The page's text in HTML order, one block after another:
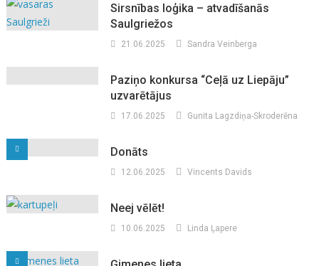
Sirsnības loģika – atvadīšanās
Saulgriežos
21.06.2025 Sandra Veinberga
Paziņo konkursa “Ceļā uz Liepāju”
uzvarētājus
17.06.2025 Gunita Lagzdiņa-Skroderēna
Donāts
12.06.2025 Vincents Davids
Neej vēlēt!
10.06.2025 Linda Ļapere